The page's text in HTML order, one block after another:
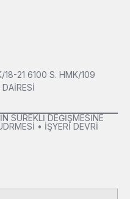
21 6100 S. HMK/109
SÜREKLİ DEĞİŞMESİNE
• İŞYERİ DEVRİ